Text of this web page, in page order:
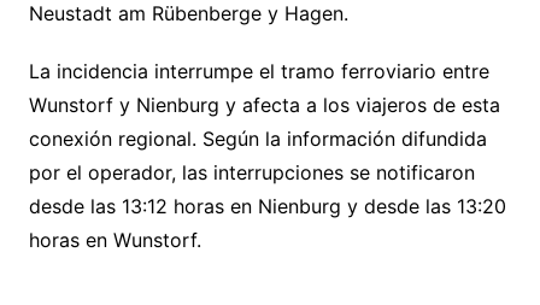
Neustadt am Rübenberge y Hagen.
La incidencia interrumpe el tramo ferroviario entre
Wunstorf y Nienburg y afecta a los viajeros de esta
conexión regional. Según la información difundida
por el operador, las interrupciones se notificaron
desde las 13:12 horas en Nienburg y desde las 13:20
horas en Wunstorf.